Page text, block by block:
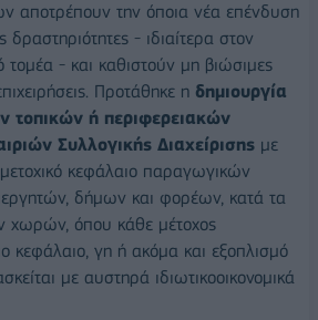
αποτρέπουν την όποια νέα επένδυση
- ιδιαίτερα στον
τομέα - και καθιστούν μη βιώσιμες
Προτάθηκε η δημιουργία
τοπικών ή περιφερειακών
Συλλογικής Διαχείρισης με
κεφάλαιο παραγωγικών
δήμων και φορέων, κατά τα
χωρών, όπου κάθε μέτοχος
κεφάλαιο, γη ή ακόμα και εξοπλισμό
με αυστηρά ιδιωτικοοικονομικά